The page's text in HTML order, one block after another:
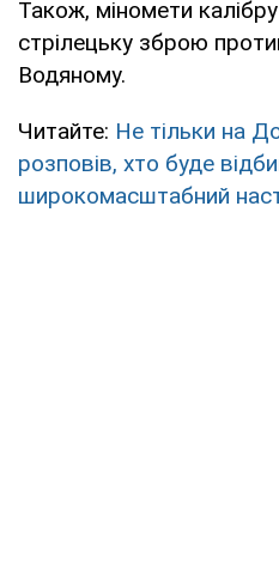
Також, міномети
стрілецьку зброю
Водяному.
Читайте: Не тільки на
розповів, хто буде
широкомасштабний